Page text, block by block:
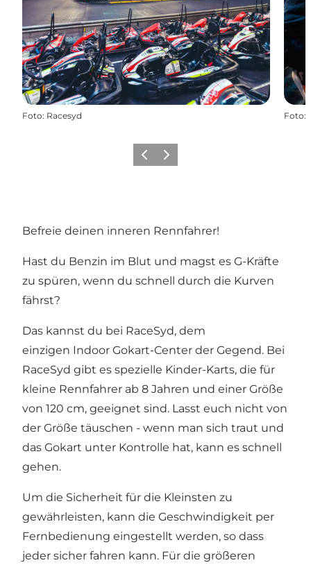
Foto: Racesyd Foto:
Vorherige Folie
Nächste Folie
Befreie deinen inneren Rennfahrer!
Hast du Benzin im Blut und magst es G-Kräfte
zu spüren, wenn du schnell durch die Kurven
fährst?
Das kannst du bei RaceSyd, dem
einzigen Indoor Gokart-Center der Gegend. Bei
RaceSyd gibt es spezielle Kinder-Karts, die für
kleine Rennfahrer ab 8 Jahren und einer Größe
von 120 cm, geeignet sind. Lasst euch nicht von
der Größe täuschen - wenn man sich traut und
das Gokart unter Kontrolle hat, kann es schnell
gehen.
Um die Sicherheit für die Kleinsten zu
gewährleisten, kann die Geschwindigkeit per
Fernbedienung eingestellt werden, so dass
jeder sicher fahren kann. Für die größeren